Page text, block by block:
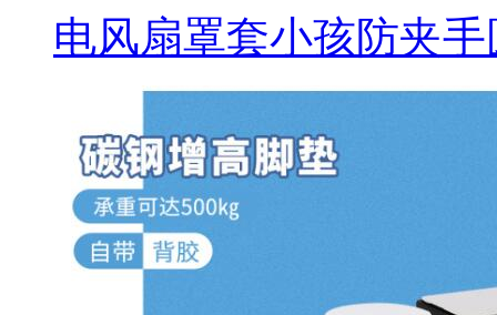
电风扇罩套小孩防夹